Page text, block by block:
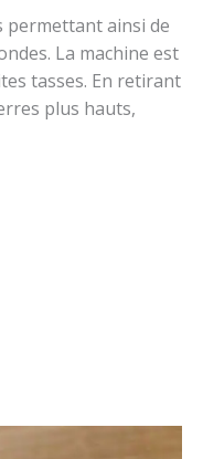
permettant ainsi de
La machine est
tasses. En retirant
plus hauts,